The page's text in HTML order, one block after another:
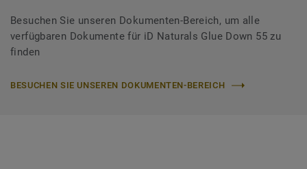
Besuchen Sie unseren Dokumenten-Bereich, um alle
verfügbaren Dokumente für iD Naturals Glue Down 55 zu
finden
BESUCHEN SIE UNSEREN DOKUMENTEN-BEREICH